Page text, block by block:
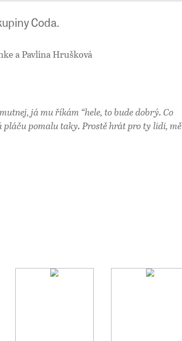
Coda.
a Pavlína Hrušková
já mu říkám “hele, to bude dobrý. Co
pláču pomalu taky. Prostě hrát pro ty lidi, mě